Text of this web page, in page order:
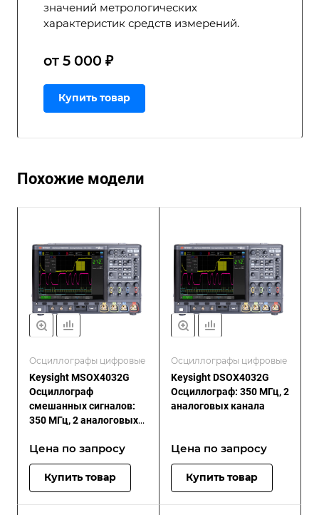
значений метрологических
характеристик средств измерений.
от 5 000 ₽
Купить товар
Похожие модели
Осциллографы цифровые
Keysight MSOX4032G
Осциллограф
смешанных сигналов:
350 МГц, 2 аналоговых
каналов
Цена по запросу
Купить товар
Осциллографы цифровые
Keysight DSOX4032G
Осциллограф: 350 МГц, 2
аналоговых канала
Цена по запросу
Купить товар